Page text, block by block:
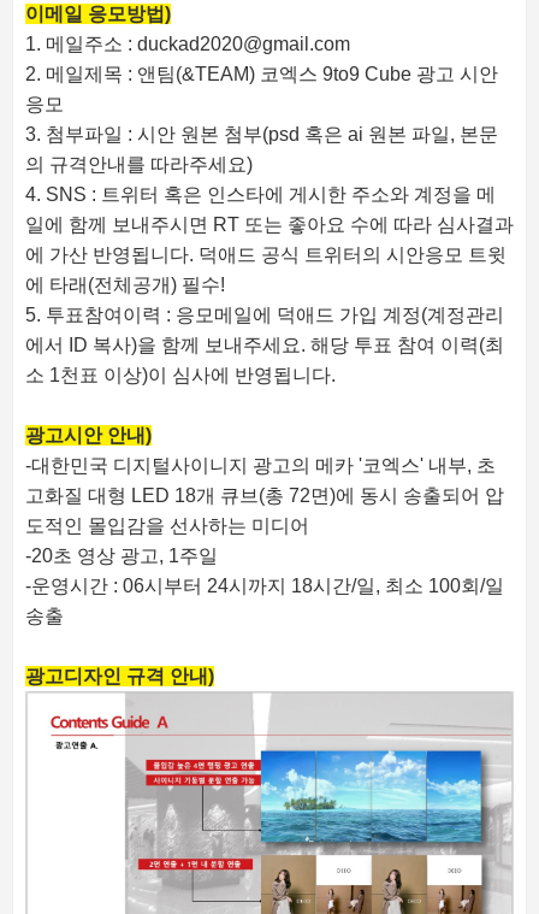
이메일 응모방법)
1. 메일주소 : duckad2020@gmail.com
2. 메일제목 : 앤팀(&TEAM) 코엑스 9to9 Cube 광고 시안
응모
3. 첨부파일 : 시안 원본 첨부(psd 혹은 ai 원본 파일, 본문
의 규격안내를 따라주세요)
4. SNS : 트위터 혹은 인스타에 게시한 주소와 계정을 메
일에 함께 보내주시면 RT 또는 좋아요 수에 따라 심사결과
에 가산 반영됩니다. 덕애드 공식 트위터의 시안응모 트윗
에 타래(전체공개) 필수!
5. 투표참여이력 : 응모메일에 덕애드 가입 계정(계정관리
에서 ID 복사)을 함께 보내주세요. 해당 투표 참여 이력(최
소 1천표 이상)이 심사에 반영됩니다.
광고시안 안내)
-대한민국 디지털사이니지 광고의 메카 '코엑스' 내부, 초
고화질 대형 LED 18개 큐브(총 72면)에 동시 송출되어 압
도적인 몰입감을 선사하는 미디어
-20초 영상 광고, 1주일
-운영시간 : 06시부터 24시까지 18시간/일, 최소 100회/일
송출
광고디자인 규격 안내)